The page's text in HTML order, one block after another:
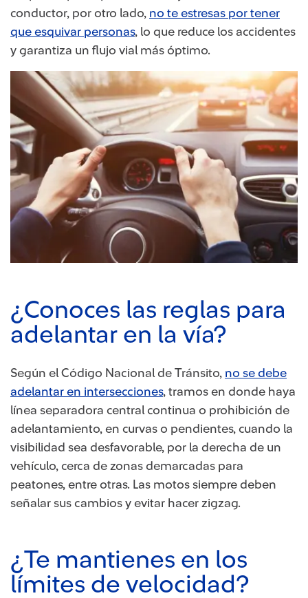
conductor, por otro lado, no te estresas por tener
que esquivar personas, lo que reduce los accidentes
y garantiza un flujo vial más óptimo.
¿Conoces las reglas para
adelantar en la vía?
Según el Código Nacional de Tránsito, no se debe
adelantar en intersecciones, tramos en donde haya
línea separadora central continua o prohibición de
adelantamiento, en curvas o pendientes, cuando la
visibilidad sea desfavorable, por la derecha de un
vehículo, cerca de zonas demarcadas para
peatones, entre otras. Las motos siempre deben
señalar sus cambios y evitar hacer zigzag.
¿Te mantienes en los
límites de velocidad?